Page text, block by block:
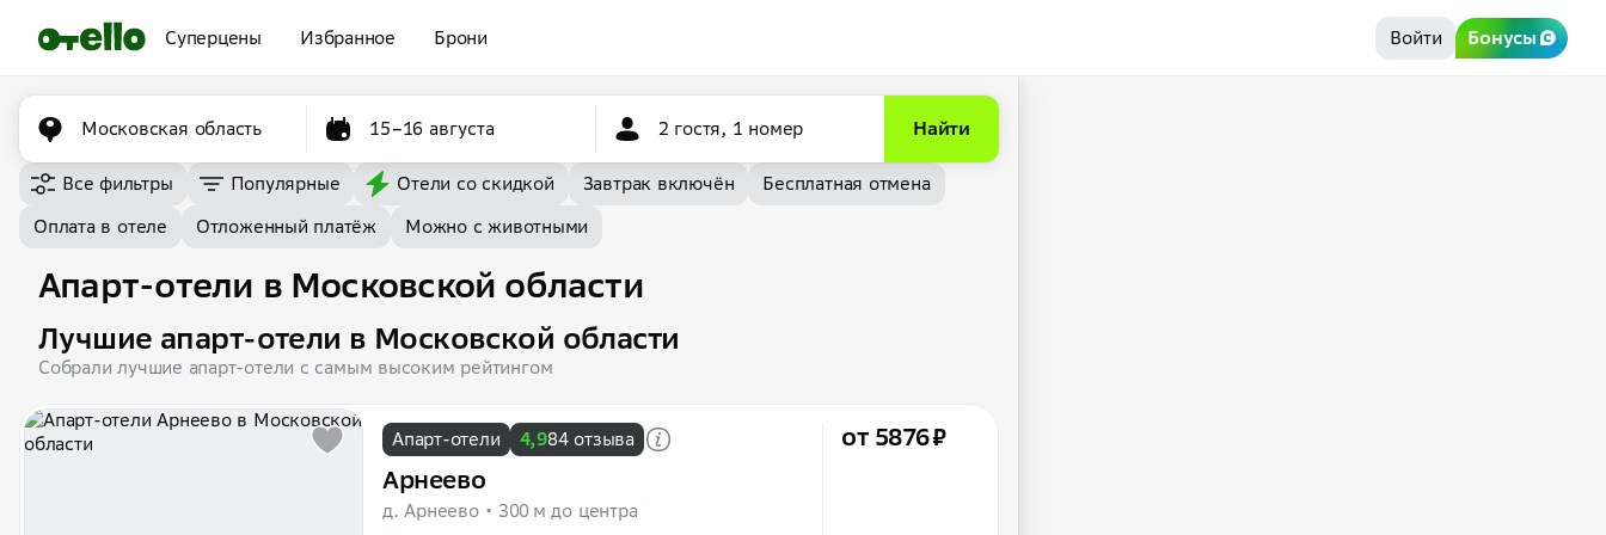
Суперцены Избранное Брони Войти Бонусы
Московская область 15–16 августа 2 гостя, 1 номер Найти
Все фильтры Популярные Отели со скидкой Завтрак включён
Бесплатная отмена
Оплата в отеле
Отложенный платёж Можно с животными
Апарт-отели в Московской области
Лучшие апарт-отели в Московской области
Собрали лучшие апарт-отели с самым высоким рейтингом
Апарт-отели 4,984 отзыва
Арнеево
д. Арнеево 300 м до центра
от 5876 ₽